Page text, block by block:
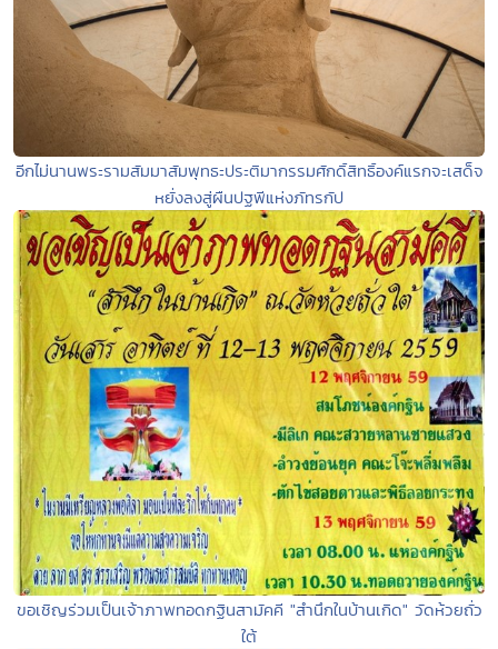
อีกไม่นานพระรามสัมมาสัมพุทธะประติมากรรมศักดิ์สิทธิ์องค์แรกจะเสด็จ
หยั่งลงสู่ผืนปฐพีแห่งภัทรกัป
ขอเชิญร่วมเป็นเจ้าภาพทอดกฐินสามัคคี "สำนึกในบ้านเกิด" วัดห้วยถั่ว
ใต้